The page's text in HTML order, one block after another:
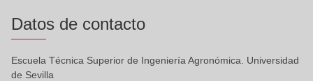
Datos de contacto
Escuela Técnica Superior de Ingeniería Agronómica. Universidad
de Sevilla